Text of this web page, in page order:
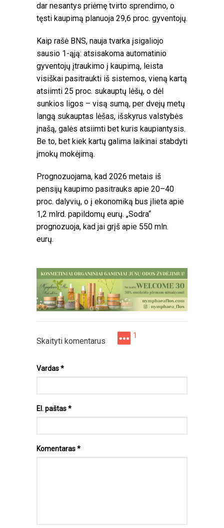
dar nesantys priėmę tvirto sprendimo, o
tęsti kaupimą planuoja 29,6 proc. gyventojų.
Kaip rašė BNS, nauja tvarka įsigaliojo
sausio 1-ąją: atsisakoma automatinio
gyventojų įtraukimo į kaupimą, leista
visiškai pasitraukti iš sistemos, vieną kartą
atsiimti 25 proc. sukauptų lėšų, o dėl
sunkios ligos – visą sumą, per dvejų metų
langą sukauptas lėšas, išskyrus valstybės
įnašą, galės atsiimti bet kuris kaupiantysis.
Be to, bet kiek kartų galima laikinai stabdyti
įmokų mokėjimą.
Prognozuojama, kad 2026 metais iš
pensijų kaupimo pasitrauks apie 20–40
proc. dalyvių, o į ekonomiką bus įlieta apie
1,2 mlrd. papildomų eurų. „Sodra“
prognozuoja, kad jai grįš apie 550 mln.
eurų.
Skaityti komentarus
1
Vardas*
El. paštas*
Komentaras*